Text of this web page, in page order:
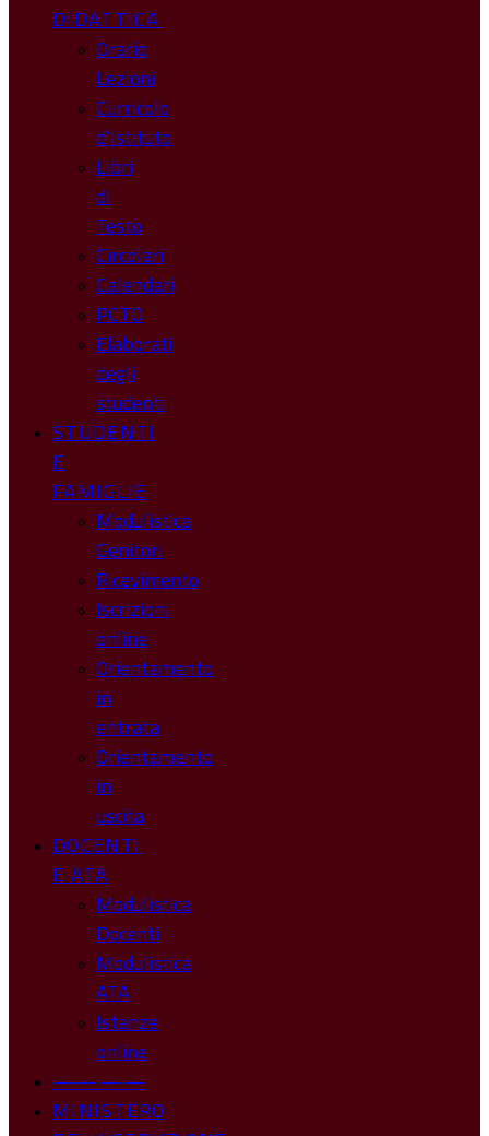
DIDATTICA
Orario
Lezioni
Curricolo
d’Istituto
Libri
di
Testo
Circolari
Calendari
PCTO
Elaborati
degli
studenti
STUDENTI
E
FAMIGLIE
Modulistica
Genitori
Ricevimento
Iscrizioni
online
Orientamento
in
entrata
Orientamento
in
uscita
DOCENTI
E ATA
Modulistica
Docenti
Modulistica
ATA
Istanze
online
————
MINISTERO